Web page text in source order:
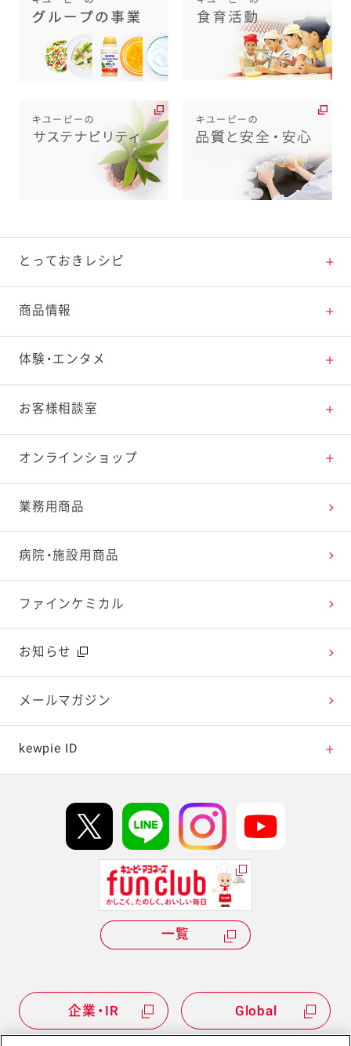
企業・IR Global
とっておきレシピ
とっておきレシピトップ
素材の知識
料理の基本
特集レシピ
レシピランキング
レシピ動画
今日のレシピギャラリー
商品情報
商品情報トップ
新商品・リニューアル品一覧
販売終了商品一覧
体験・エンタメ
体験・エンタメトップ
マヨテラス（見学施設）
オープンキッチン（工場見学）
深谷テラス ヤサイな仲間たちファーム
おたのしみコンテンツ
広告ギャラリー
テレビ・ラジオ
キャンペーン・イベント
お客様相談室
お客様相談室トップ
よくお寄せいただくご質問
お客様の声を活かしました
オンラインショップ
Qummy
キユーピーウエルネス
業務用商品
病院・施設用商品
ファインケミカル
お知らせ
メールマガジン
kewpie ID
Hi! kewpieについて
Qummyについて
一覧